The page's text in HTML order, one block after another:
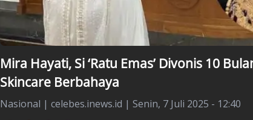
Mira Hayati, Si ‘Ratu Emas’ Divonis 10
Skincare Berbahaya
Nasional | celebes.inews.id | Senin, 7 Juli 2025 - 12:40